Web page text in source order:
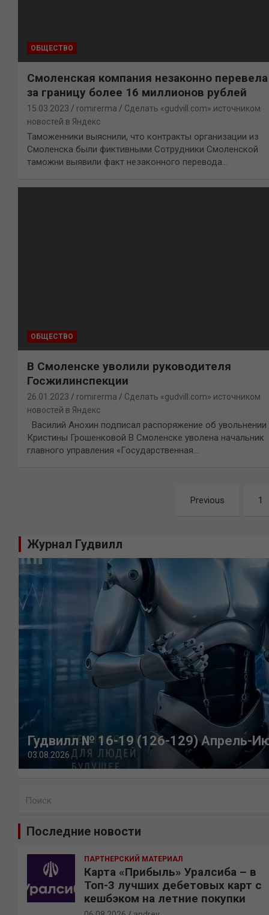
ОБЩЕСТВО
Смоленская компания незаконно перевела
за границу более 16 миллионов рублей
15.03.2023 romirerma
Сделать «gudvill.com» источником
новостей в Яндекс
Таможенники выяснили, что контракты организации из
Смоленска были фиктивными Сотрудники Смоленской
таможни выявили факт незаконного перевода…
ОБЩЕСТВО
В Смоленске уволили руководителя
Госжилинспекции
26.01.2023 romirerma
Сделать «gudvill.com» источником
новостей в Яндекс
Василий Анохин подписал распоряжение об увольнении
Кристины Грошенковой В Смоленске уволена начальник
главного управления «Государственная…
записям
Previous 1
Журнал Гудвилл
Гудвилл № 16-19 (126-129) Апрель-
03.08.2026
Последние новости
ПАРТНЕРСКИЙ МАТЕРИАЛ
Карта «Прибыль» Уралсиба – в
Топ-3 лучших дебетовых карт с
кешбэком на летние покупки